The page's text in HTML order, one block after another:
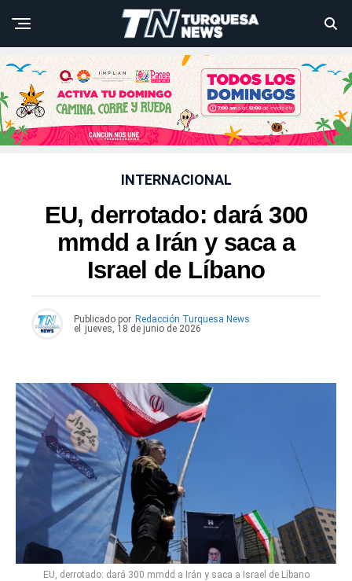
INTERNACIONAL
EU, derrotado: dará 300
mmdd a Irán y saca a
Israel de Líbano
Publicado por Redacción Turquesa News
el
jueves, 18 de junio de 2026
EU, derrotado: dará 300 mmdd a Irán y saca a Israel de Líbano